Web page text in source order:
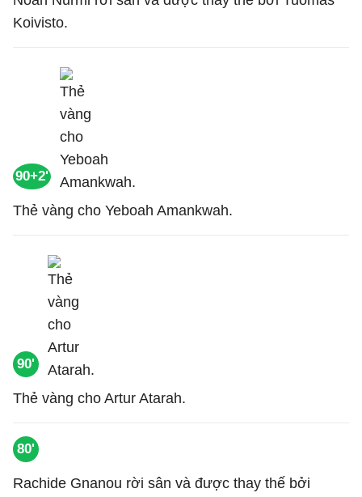
Koivisto.
90+2'
Thẻ vàng cho Yeboah Amankwah.
90'
Thẻ vàng cho Artur Atarah.
80'
Rachide Gnanou rời sân và được thay thế bởi